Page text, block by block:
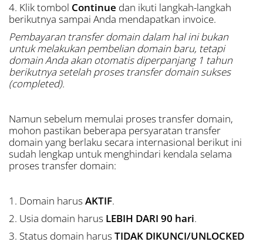
4. Klik tombol Continue dan ikuti langkah-langkah
berikutnya sampai Anda mendapatkan invoice.
Pembayaran transfer domain dalam hal ini bukan
untuk melakukan pembelian domain baru, tetapi
domain Anda akan otomatis diperpanjang 1 tahun
berikutnya setelah proses transfer domain sukses
(completed).
Namun sebelum memulai proses transfer domain,
mohon pastikan beberapa persyaratan transfer
domain yang berlaku secara internasional berikut ini
sudah lengkap untuk menghindari kendala selama
proses transfer domain:
1. Domain harusAKTIF.
2. Usia domain harus LEBIH DARI 90 hari.
3. Status domain harusTIDAK DIKUNCI/UNLOCKED